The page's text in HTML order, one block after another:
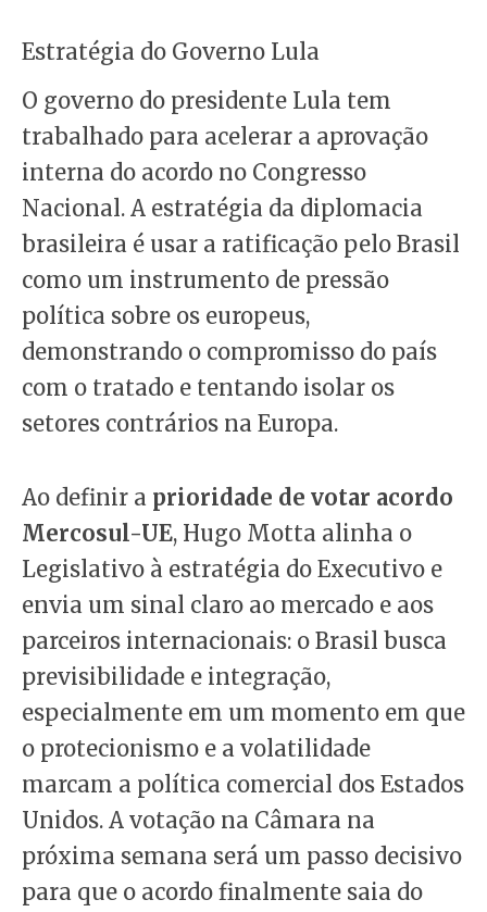
Estratégia do Governo Lula
O governo do presidente Lula tem
trabalhado para acelerar a aprovação
interna do acordo no Congresso
Nacional. A estratégia da diplomacia
brasileira é usar a ratificação pelo Brasil
como um instrumento de pressão
política sobre os europeus,
demonstrando o compromisso do país
com o tratado e tentando isolar os
setores contrários na Europa.
Ao definir a prioridade de votar acordo
Mercosul-UE, Hugo Motta alinha o
Legislativo à estratégia do Executivo e
envia um sinal claro ao mercado e aos
parceiros internacionais: o Brasil busca
previsibilidade e integração,
especialmente em um momento em que
o protecionismo e a volatilidade
marcam a política comercial dos Estados
Unidos. A votação na Câmara na
próxima semana será um passo decisivo
para que o acordo finalmente saia do